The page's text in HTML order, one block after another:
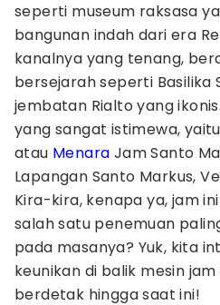
seperti museum raksasa
bangunan indah dari era
kanalnya yang tenang,
bersejarah seperti Basilika
jembatan Rialto yang
yang sangat istimewa, yaitu
atau Menara Jam Santo
Lapangan Santo Markus,
Kira-kira, kenapa ya, jam
salah satu penemuan
pada masanya? Yuk, kita
keunikan di balik mesin
berdetak hingga saat ini!